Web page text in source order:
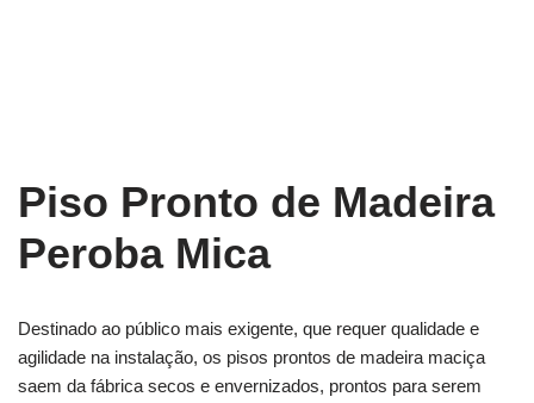
Piso Pronto de Madeira
Peroba Mica
Destinado ao público mais exigente, que requer qualidade e
agilidade na instalação, os pisos prontos de madeira maciça
saem da fábrica secos e envernizados, prontos para serem